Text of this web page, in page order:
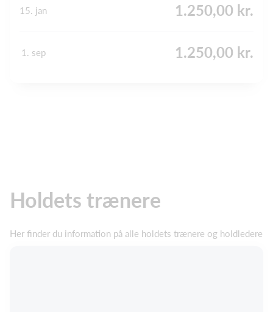
15. jan 1.250,00 kr.
1. sep 1.250,00 kr.
Holdets trænere
Her finder du information på alle holdets trænere og holdledere